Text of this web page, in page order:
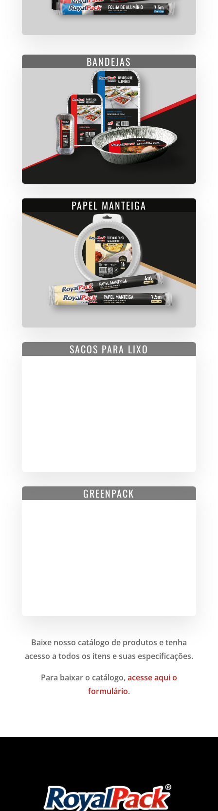
BANDEJAS
PAPEL MANTEIGA
SACOS PARA LIXO
GREENPACK
Baixe nosso catálogo de produtos e tenha
acesso a todos os itens e suas especificações.
Para baixar o catálogo,acesse aqui o
formulário.